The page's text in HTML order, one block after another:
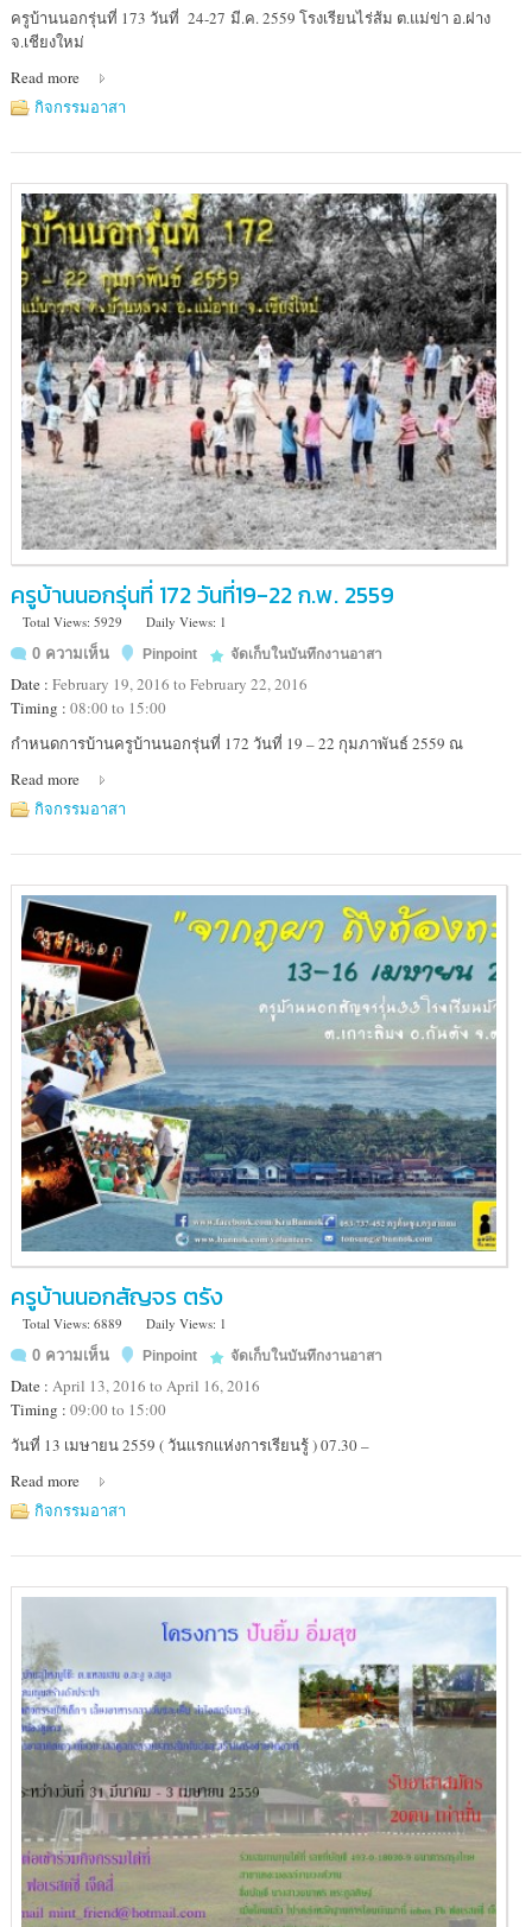
Location
:
ไร่
ส้ม
ข่า
อ.ฝาง
จ.เชียงใหม่
ครูบ้านนอกรุ่นที่ 173 วันที่ 24-27 มี.ค. 2559 โรงเรียนไร่ส้ม ต.แม่ข่า อ.ฝาง
จ.เชียงใหม่
Read more
กิจกรรมอาสา
ครูบ้านนอกรุ่นที่ 172 วันที่19-22 ก.พ. 2559
Total Views: 5929
Daily Views: 1
0 ความเห็น
Pinpoint จัดเก็บในบันทึกงานอาสา
Date : February 19, 2016 to February 22, 2016
Timing : 08:00 to 15:00
Location
ศูนย์
การ
รู้
ชุมชน
ชาว
ไทย
ภูเขา
แม่
นา
วาง
ต.บ้านหลวง
อ.
แม่อาย
จ.
เชียงใหม่
กำหนดการบ้านครูบ้านนอกรุ่นที่ 172 วันที่ 19 – 22 กุมภาพันธ์ 2559 ณ
Read more
กิจกรรมอาสา
ครูบ้านนอกสัญจร ตรัง
Total Views: 6889
Daily Views: 1
0 ความเห็น
Pinpoint จัดเก็บในบันทึกงานอาสา
Date : April 13, 2016 to April 16, 2016
Timing : 09:00 to 15:00
Location
โรงเรียน
บ้าน
ยาว
ต.เกาะ
จ.ตรัง
วันที่ 13 เมษายน 2559 ( วันเเรกเเห่งการเรียนรู้ ) 07.30 –
Read more
กิจกรรมอาสา